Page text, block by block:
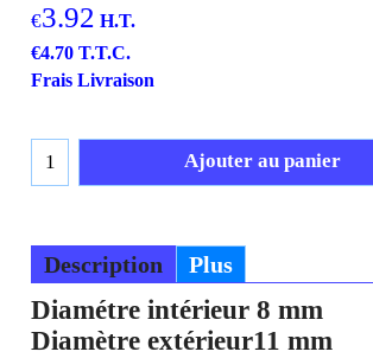
€3.92 H.T.
€4.70 T.T.C.
Frais Livraison
Ajouter au panier
Description Plus
Diamétre intérieur 8 mm
Diamètre extérieur11 mm